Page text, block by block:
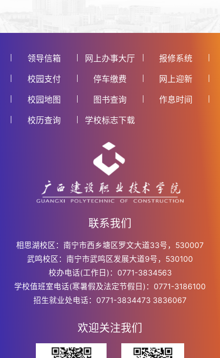
领导信箱 网上办事大厅 报修系统
校园支付 停车缴费 网上迎新
校园地图 图书查询 作息时间
校历查询 学校标志下载
联系我们
相思湖校区：南宁市西乡塘区罗文大道33号，530007
武鸣校区：南宁市武鸣区发展大道9号，530100
校办电话(工作日)：0771-3834563
学校值班室电话(寒暑假及法定节假日)：0771-3186100
招生就业处电话：0771-3834473 3836067
欢迎关注我们